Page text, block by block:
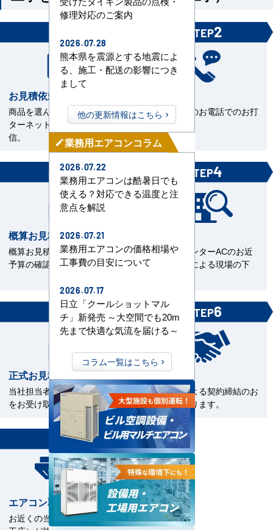
お見積依頼
商品を選んで見積依頼をイン
ターネットまたはFAXで送
信。
STEP2
当社担当とのお電話でのお打
合せ。
STEP3
概算お見積書を確認
概算お見積をご覧いただきご
予算の確認。
STEP4
エアコンセンターACのお近
くの直工店による現場の下
STEP5
正式お見積書の確認
当社担当者から正式お見積書
をお受け取下さい。
STEP6
ご契約
電子契約による契約締結のお
手続きとなります。
STEP7
エアコン取付工事
お近くの当社指定工事店（直
修理対応のご案内
2026.07.28
熊本県を震源とする地震によ
る、施工・配送の影響につき
まして
他の更新情報はこちら
mode_edit業務用エアコンコラム
2026.07.22
業務用エアコンは酷暑日でも
使える？対応できる温度と注
意点を解説
2026.07.21
業務用エアコンの価格相場や
工事費の目安について
2026.07.17
日立「クールショットマル
チ」新発売 ～大空間でも20m
先まで快適な気流を届ける～
コラム一覧はこちら